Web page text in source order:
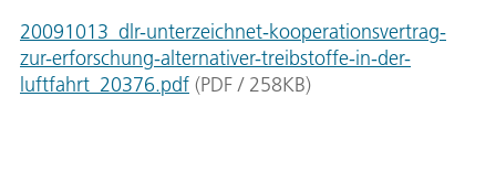
20091013_dlr-unterzeichnet-kooperationsvertrag-
zur-erforschung-alternativer-treibstoffe-in-der-
luftfahrt_20376.pdf (PDF / 258KB)